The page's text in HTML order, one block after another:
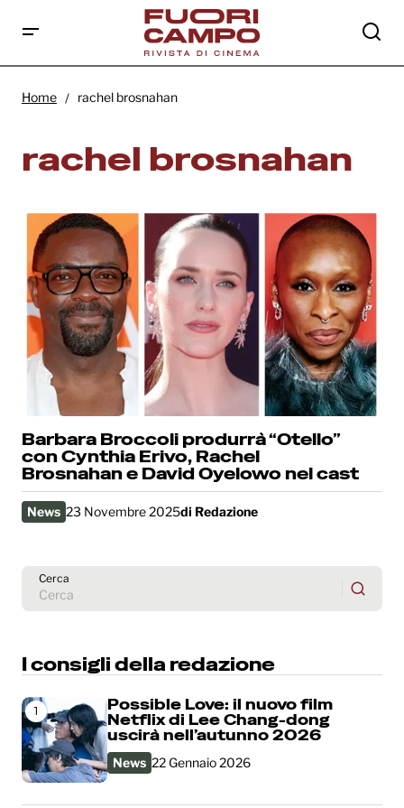
Home rachel brosnahan
rachel brosnahan
Barbara Broccoli produrrà “Otello”
con Cynthia Erivo, Rachel
Brosnahan e David Oyelowo nel cast
News 23 Novembre 2025di Redazione
Cerca
I consigli della redazione
1
Possible Love: il nuovo film
Netflix di Lee Chang-dong
uscirà nell’autunno 2026
News 22 Gennaio 2026